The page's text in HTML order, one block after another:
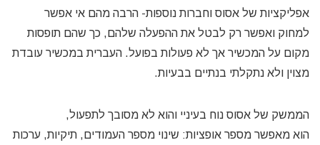
אפליקציות של אסוס וחברות נוספות- הרבה מהם אי אפשר
למחוק ואפשר רק לבטל את ההפעלה שלהם, כך שהם תופסות
מקום על המכשיר אך לא פעולות בפועל. העברית במכשיר עובדת
מצוין ולא נתקלתי בנתיים בבעיות.
הממשק של אסוס נוח בעיניי והוא לא מסובך לתפעול,
הוא מאפשר מספר אופציות: שינוי מספר העמודים, תיקיות, ערכות